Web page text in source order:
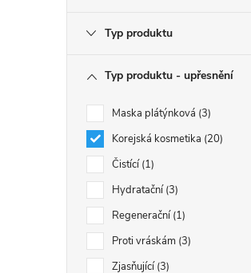
Typ produktu
Typ produktu - upřesnění
Maska plátýnková 3
Korejská kosmetika 20
Čistící 1
Hydratační 3
Regenerační 1
Proti vráskám 3
Zjasňující 3